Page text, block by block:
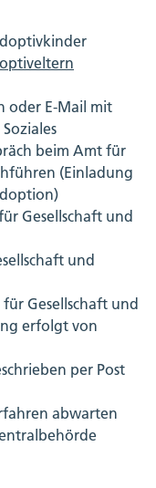
oder E-Mail mit
beim Amt für
(Einladung
Gesellschaft und
und
Gesellschaft und
erfolgt von
per Post
abwarten